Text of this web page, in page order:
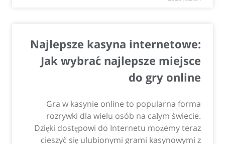
Najlepsze kasyna internetowe:
Jak wybrać najlepsze miejsce
do gry online
Gra w kasynie online to popularna forma
rozrywki dla wielu osób na całym świecie.
Dzięki dostępowi do Internetu możemy teraz
cieszyć się ulubionymi grami kasynowymi z